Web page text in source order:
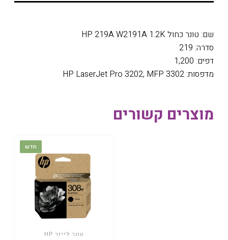
שם: טונר כחול HP 219A W2191A 1.2K
סדרה: 219
דפים: 1,200
מדפסות: HP LaserJet Pro 3202, MFP 3302
מוצרים קשורים
חדש
טונר לייזר HP